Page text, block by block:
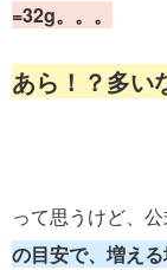
=32g。。。
あら！？多い
って思うけど、公
の目安で、増え